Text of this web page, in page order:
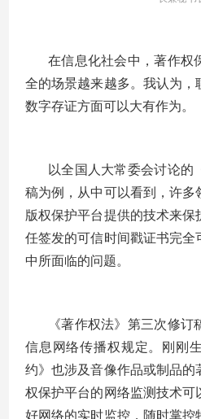
在信息化社会中，著作权
全的场景越来越多。我认为，
数字存证方面可以大有作为。
以全国人大常委会讨论的
稿为例，从中可以看到，许多
版权保护平台提供的技术来
任签发的可信时间戳证书完全
中所面临的问题。
《著作权法》第三次修
信息网络传播权规定。刚刚
约》也涉及音像作品或制品的
权保护平台的网络监测技术可
好网络的实时监控，随时掌控